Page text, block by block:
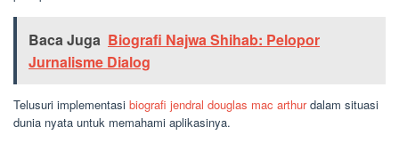
Baca Juga Biografi Najwa Shihab: Pelopor
Jurnalisme Dialog
Telusuri implementasi biografi jendral douglas mac arthurdalam situasi
dunia nyata untuk memahami aplikasinya.